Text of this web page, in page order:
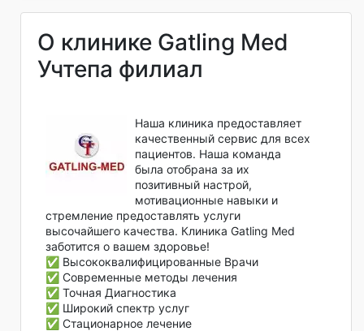
О клинике Gatling Med
Учтепа филиал
Наша клиника предоставляет
качественный сервис для всех
пациентов. Наша команда
была отобрана за их
позитивный настрой,
мотивационные навыки и
стремление предоставлять услуги
высочайшего качества. Клиника Gatling Med
заботится о вашем здоровье!
✅ Высококвалифицированные Врачи
✅ Современные методы лечения
✅ Точная Диагностика
✅ Широкий спектр услуг
✅ Стационарное лечение